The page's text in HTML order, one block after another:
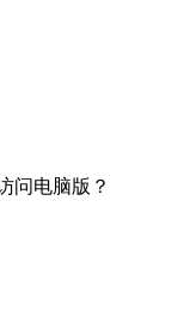
问电脑版？